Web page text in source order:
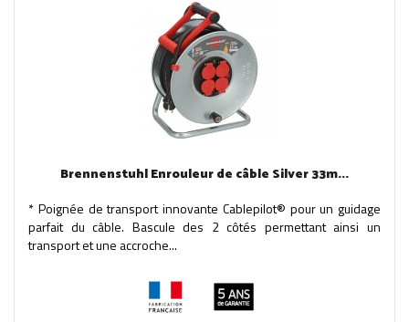
Brennenstuhl Enrouleur de câble Silver 33m...
* Poignée de transport innovante Cablepilot® pour un guidage
parfait du câble. Bascule des 2 côtés permettant ainsi un
transport et une accroche...